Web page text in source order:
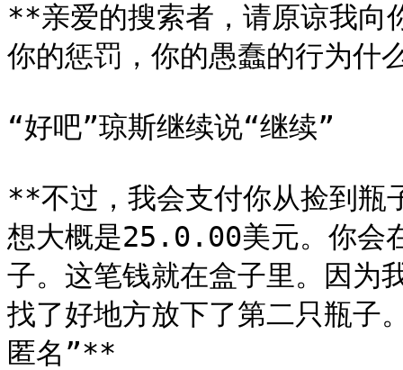
**亲爱的搜索者，请原谅我向
你的惩罚，你的愚蠢的行为什
“好吧”琼斯继续说“继续”
**不过，我会支付你从捡到瓶
想大概是25.0.00美元。你会
子。这笔钱就在盒子里。因为
找了好地方放下了第二只瓶子
匿名”**